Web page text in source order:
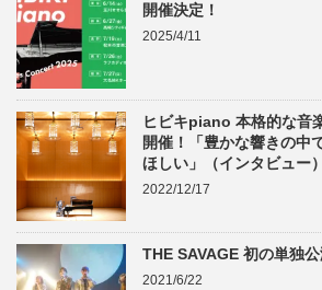
開催決定！
2025/4/11
ヒビキpiano 本格的な音
開催！「豊かな響きの中
ほしい」（インタビュー）
2022/12/17
THE SAVAGE 初の単独
2021/6/22